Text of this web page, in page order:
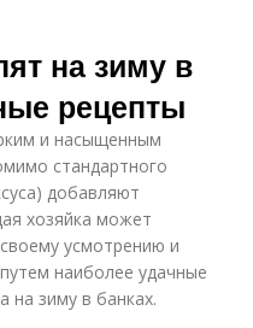
на зиму в
рецепты
и насыщенным
стандартного
добавляют
хозяйка может
усмотрению и
наиболее удачные
на зиму в банках.